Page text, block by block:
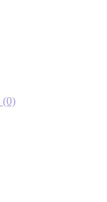
(0)